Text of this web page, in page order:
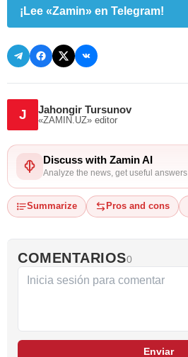
¡Lee «Zamin» en Telegram!
J Jahongir Tursunov
«ZAMIN.UZ» editor
Discuss with Zamin AI
Analyze the news, get useful answers
Summarize Pros and cons
COMENTARIOS0
Enviar